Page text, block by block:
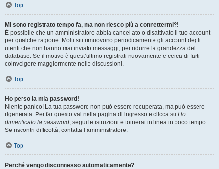
Top
Mi sono registrato tempo fa, ma non riesco più a connettermi?!
È possibile che un amministratore abbia cancellato o disattivato il tuo account
per qualche ragione. Molti siti rimuovono periodicamente gli account degli
utenti che non hanno mai inviato messaggi, per ridurre la grandezza del
database. Se il motivo è quest’ultimo registrati nuovamente e cerca di farti
coinvolgere maggiormente nelle discussioni.
Top
Ho perso la mia password!
Niente panico! La tua password non può essere recuperata, ma può essere
rigenerata. Per far questo vai nella pagina di ingresso e clicca su Ho
dimenticato la password, segui le istruzioni e tornerai in linea in poco tempo.
Se riscontri difficoltà, contatta l’amministratore.
Top
Perché vengo disconnesso automaticamente?